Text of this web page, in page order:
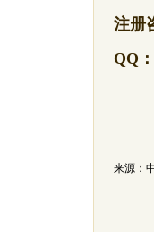
注册
QQ
来源：